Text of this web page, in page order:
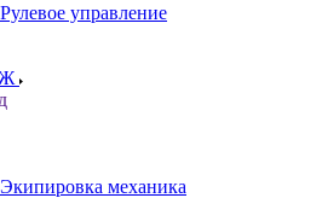
Рулевое управление
Экипировка механика